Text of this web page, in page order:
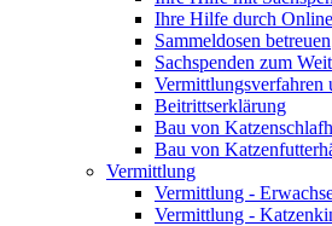
Ihre Hilfe durch
Sammeldosen betreuen
Sachspenden zum
Vermittlungsverfahren
Beitrittserklärung
Bau von
Bau von
Vermittlung
Vermittlung -
Vermittlung -